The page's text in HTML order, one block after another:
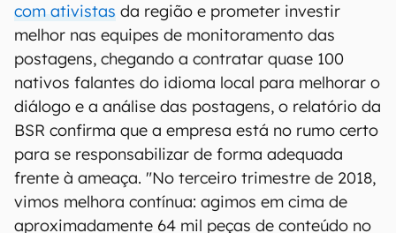
com ativistas da região e prometer investir
melhor nas equipes de monitoramento das
postagens, chegando a contratar quase 100
nativos falantes do idioma local para melhorar o
diálogo e a análise das postagens, o relatório da
BSR confirma que a empresa está no rumo certo
para se responsabilizar de forma adequada
frente à ameaça. "No terceiro trimestre de 2018,
vimos melhora contínua: agimos em cima de
aproximadamente 64 mil peças de conteúdo no